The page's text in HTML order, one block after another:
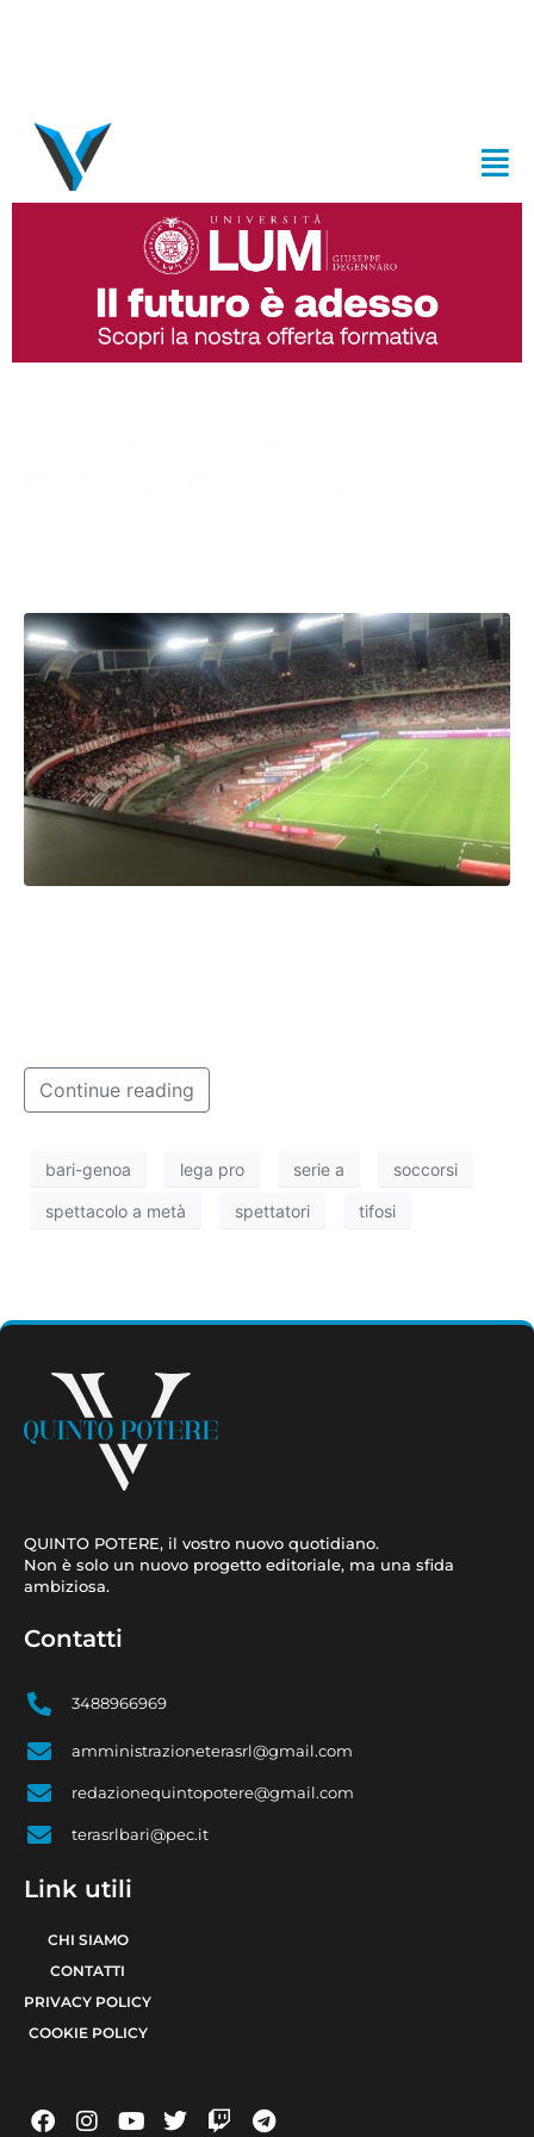
Continue reading
bari-genoa lega pro serie a soccorsi
spettacolo a metà spettatori tifosi
QUINTO POTERE, il vostro nuovo quotidiano.
Non è solo un nuovo progetto editoriale, ma una sfida
ambiziosa.
Contatti
3488966969
amministrazioneterasrl@gmail.com
redazionequintopotere@gmail.com
terasrlbari@pec.it
Link utili
CHI SIAMO
CONTATTI
PRIVACY POLICY
COOKIE POLICY